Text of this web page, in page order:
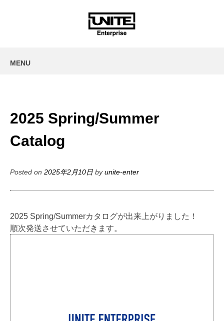
MENU
2025 Spring/Summer
Catalog
Posted on 2025年2月10日 byunite-enter
2025 Spring/Summerカタログが出来上がりました！
順次発送させていただきます。